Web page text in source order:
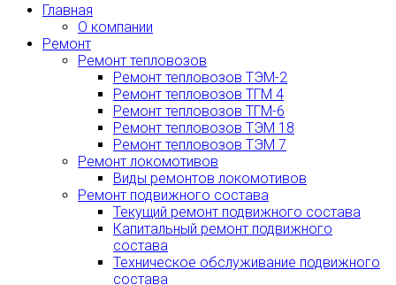
Главная
О компании
Ремонт
Ремонт тепловозов
Ремонт тепловозов ТЭМ-2
Ремонт тепловозов ТГМ 4
Ремонт тепловозов ТГМ-6
Ремонт тепловозов ТЭМ 18
Ремонт тепловозов ТЭМ 7
Ремонт локомотивов
Виды ремонтов локомотивов
Ремонт подвижного состава
Текущий ремонт подвижного состава
Капитальный ремонт подвижного
состава
Техническое обслуживание подвижного
состава